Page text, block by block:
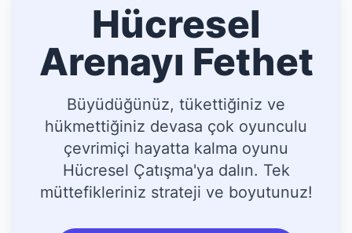
Hücresel
Arenayı Fethet
Büyüdüğünüz, tükettiğiniz ve
hükmettiğiniz devasa çok oyunculu
çevrimiçi hayatta kalma oyunu
Hücresel Çatışma'ya dalın. Tek
müttefikleriniz strateji ve boyutunuz!